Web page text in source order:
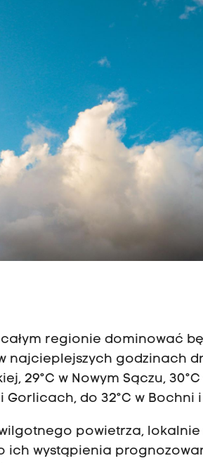
regionie dominować
najcieplejszych godzinach
29°C w Nowym Sączu,
Gorlicach, do 32°C w Bochni
powietrza,
ich wystąpienia